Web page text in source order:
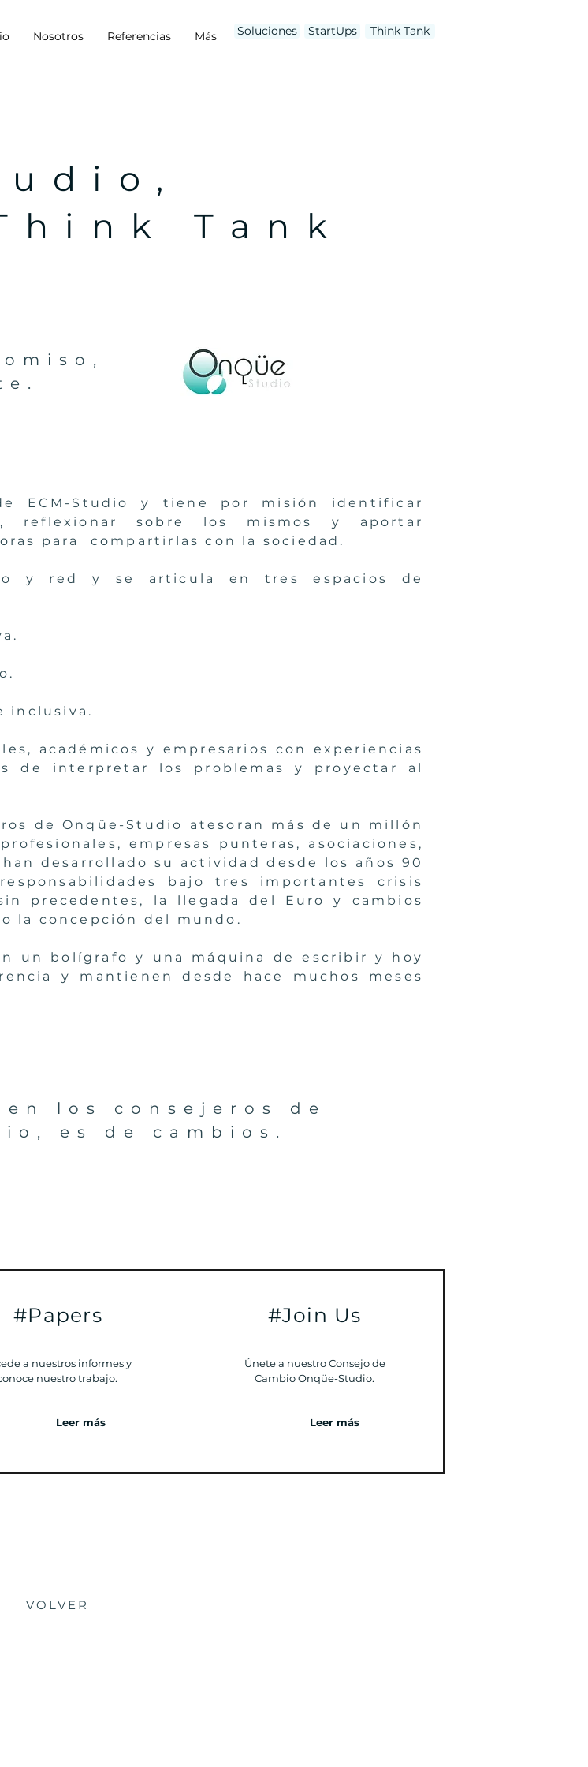
Nosotros Referencias Más Soluciones StartUps Think Tank
Tank
ECM-Studio y tiene por misión identificar
reflexionar sobre los mismos y aportar
para compartirlas con la sociedad.
y red y se articula en tres espacios de
inclusiva.
académicos y empresarios con experiencias
de interpretar los problemas y proyectar al
de Onqüe-Studio atesoran más de un millón
empresas punteras, asociaciones,
desarrollado su actividad desde los años 90
bajo tres importantes crisis
precedentes, la llegada del Euro y cambios
la concepción del mundo.
un bolígrafo y una máquina de escribir y hoy
y mantienen desde hace muchos meses
los consejeros de
es de cambios.
#Papers
a nuestros informes y
nuestro trabajo.
Leer más
#Join Us
Únete a nuestro Consejo de
Cambio Onqüe-Studio.
Leer más
VOLVER